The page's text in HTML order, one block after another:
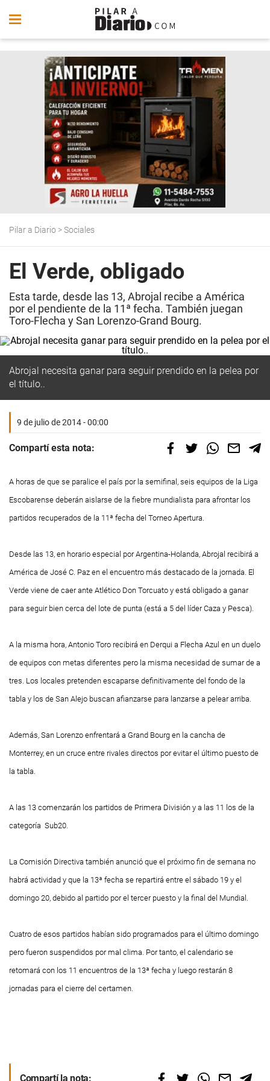
Pilar a Diario >Sociales
El Verde, obligado
Esta tarde, desde las 13, Abrojal recibe a América
por el pendiente de la 11ª fecha. También juegan
Toro-Flecha y San Lorenzo-Grand Bourg.
Abrojal necesita ganar para seguir prendido en la pelea por
el título..
9 de julio de 2014 - 00:00
Compartí esta nota:
A horas de que se paralice el país por la semifinal, seis equipos de la Liga
Escobarense deberán aislarse de la fiebre mundialista para afrontar los
partidos recuperados de la 11ª fecha del Torneo Apertura.
Desde las 13, en horario especial por Argentina-Holanda, Abrojal recibirá a
América de José C. Paz en el encuentro más destacado de la jornada. El
Verde viene de caer ante Atlético Don Torcuato y está obligado a ganar
para seguir bien cerca del lote de punta (está a 5 del líder Caza y Pesca).
A la misma hora, Antonio Toro recibirá en Derqui a Flecha Azul en un duelo
de equipos con metas diferentes pero la misma necesidad de sumar de a
tres. Los locales pretenden escaparse definitivamente del fondo de la
tabla y los de San Alejo buscan afianzarse para lanzarse a pelear arriba.
Además, San Lorenzo enfrentará a Grand Bourg en la cancha de
Monterrey, en un cruce entre rivales directos por evitar el último puesto de
la tabla.
A las 13 comenzarán los partidos de Primera División y a las 11 los de la
categoría Sub20.
La Comisión Directiva también anunció que el próximo fin de semana no
habrá actividad y que la 13ª fecha se repartirá entre el sábado 19 y el
domingo 20, debido al partido por el tercer puesto y la final del Mundial.
Cuatro de esos partidos habían sido programados para el último domingo
pero fueron suspendidos por mal clima. Por tanto, el calendario se
retomará con los 11 encuentros de la 13ª fecha y luego restarán 8
jornadas para el cierre del certamen.
Compartí la nota: